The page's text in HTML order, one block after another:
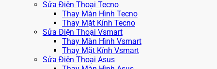
Sửa Điện Thoại Tecno
Thay Màn Hình Tecno
Thay Mặt Kính Tecno
Sửa Điện Thoại Vsmart
Thay Màn Hình Vsmart
Thay Mặt Kính Vsmart
Sửa Điện Thoại Asus